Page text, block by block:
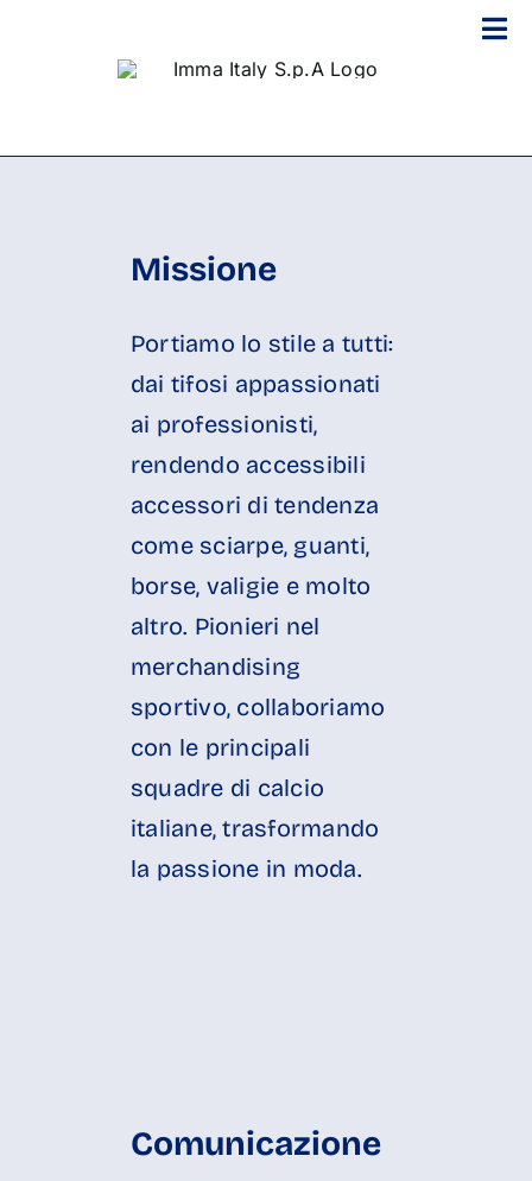
Home
Collection
Company
Missione
Portiamo lo stile a tutti:
dai tifosi appassionati
ai professionisti,
rendendo accessibili
accessori di tendenza
come sciarpe, guanti,
borse, valigie e molto
altro. Pionieri nel
merchandising
sportivo, collaboriamo
con le principali
squadre di calcio
italiane, trasformando
la passione in moda.
Comunicazione